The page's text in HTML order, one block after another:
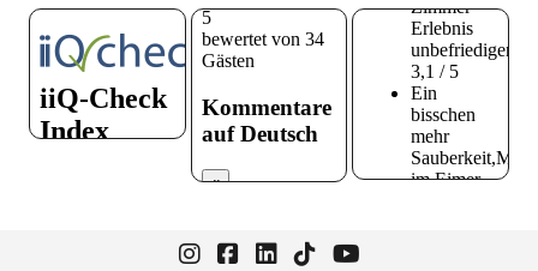
Instagram-Seite von Hotel zur
Facebook-Seite von Hotel
LinkedIn-Seite von
TikTok-Seite von
YouTube-Seite